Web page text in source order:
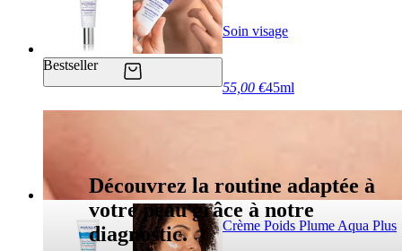
Bestseller
Soin visage
55,00 €45ml
Découvrez la routine adaptée à
votre peau grâce à notre
diagnostic.
Crème Poids Plume Aqua Plus